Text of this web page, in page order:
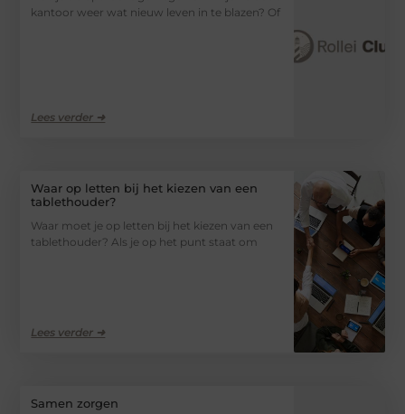
kantoor weer wat nieuw leven in te blazen? Of
Lees verder ➜
Waar op letten bij het kiezen van een
tablethouder?
Waar moet je op letten bij het kiezen van een
tablethouder? Als je op het punt staat om
Lees verder ➜
Samen zorgen